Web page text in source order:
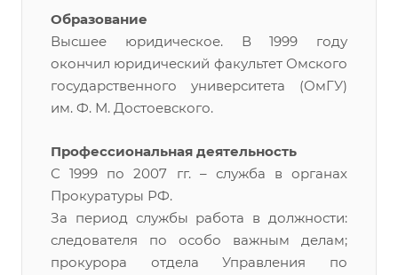
Образование
Высшее юридическое. В 1999 году
окончил юридический факультет Омского
государственного университета (ОмГУ)
им. Ф. М. Достоевского.
Профессиональная деятельность
С 1999 по 2007 гг. – служба в органах
Прокуратуры РФ.
За период службы работа в должности:
следователя по особо важным делам;
прокурора отдела Управления по